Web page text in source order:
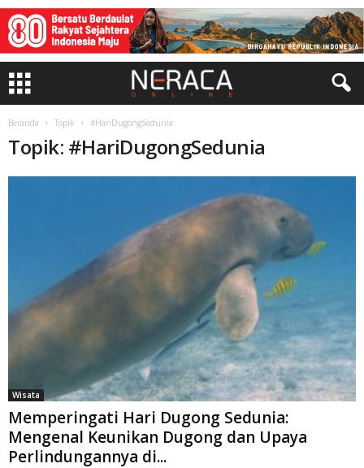
Beranda Topik #HariDugongSedunia
Topik: #HariDugongSedunia
Wisata
Memperingati Hari Dugong Sedunia:
Mengenal Keunikan Dugong dan Upaya
Perlindungannya di...